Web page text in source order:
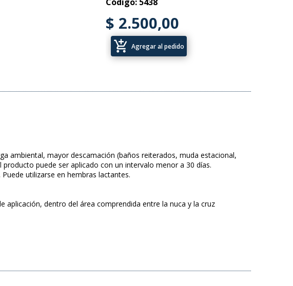
$ 2.500,00
add_shopping_cart Agregar al pedido
ambiental, mayor descamación (baños reiterados, muda estacional,
puede ser aplicado con un intervalo menor a 30 días.
utilizarse en hembras lactantes.
dentro del área comprendida entre la nuca y la cruz